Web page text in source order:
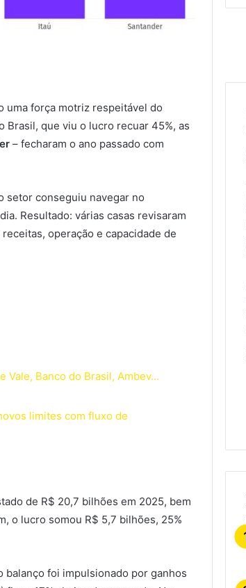
uma força motriz respeitável do
Brasil, que viu o lucro recuar 45%, as
– fecharam o ano passado com
setor conseguiu navegar no
Resultado: várias casas revisaram
operação e capacidade de
Vale, Banco do Brasil, Ambev…
limites com fluxo de
de R$ 20,7 bilhões em 2025, bem
o lucro somou R$ 5,7 bilhões, 25%
balanço foi impulsionado por ganhos